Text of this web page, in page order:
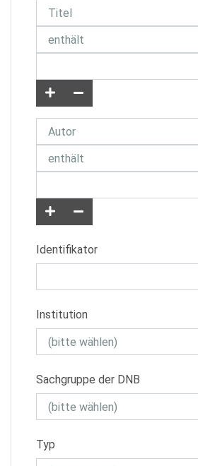
Identifikator
Institution
Sachgruppe der DNB
Typ